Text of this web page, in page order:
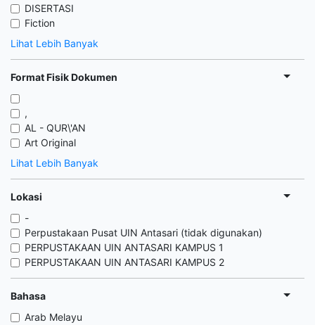
DISERTASI
Fiction
Lihat Lebih Banyak
Format Fisik Dokumen
,
AL - QUR\'AN
Art Original
Lihat Lebih Banyak
Lokasi
-
Perpustakaan Pusat UIN Antasari (tidak digunakan)
PERPUSTAKAAN UIN ANTASARI KAMPUS 1
PERPUSTAKAAN UIN ANTASARI KAMPUS 2
Bahasa
Arab Melayu